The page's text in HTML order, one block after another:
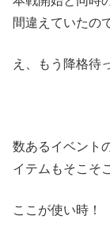
間違えていたの
え、もう降格待
数あるイベント
イテムもそこそ
ここが使い時！